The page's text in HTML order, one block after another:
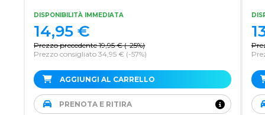
DISPONIBILITÀ IMMEDIATA
Prezzo precedente 19,95 € (-25%)
Prezzo consigliato 34,95 € (-57%)
14,95 €
AGGIUNGI AL CARRELLO
PRENOTA E RITIRA